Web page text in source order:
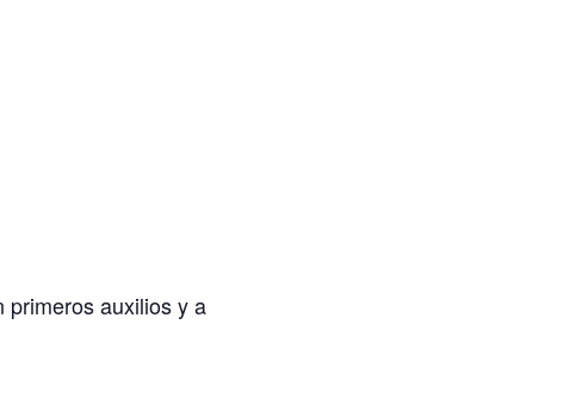
primeros auxilios y a